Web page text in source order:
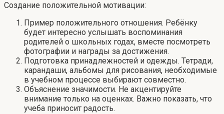
Создание положительной мотивации:
Пример положительного отношения. Ребёнку
будет интересно услышать воспоминания
родителей о школьных годах, вместе посмотреть
фотографии и награды за достижения.
Подготовка принадлежностей и одежды. Тетради,
карандаши, альбомы для рисования, необходимые
в учебном процессе выбирают совместно.
Объяснение значимости. Не акцентируйте
внимание только на оценках. Важно показать, что
учеба приносит радость.